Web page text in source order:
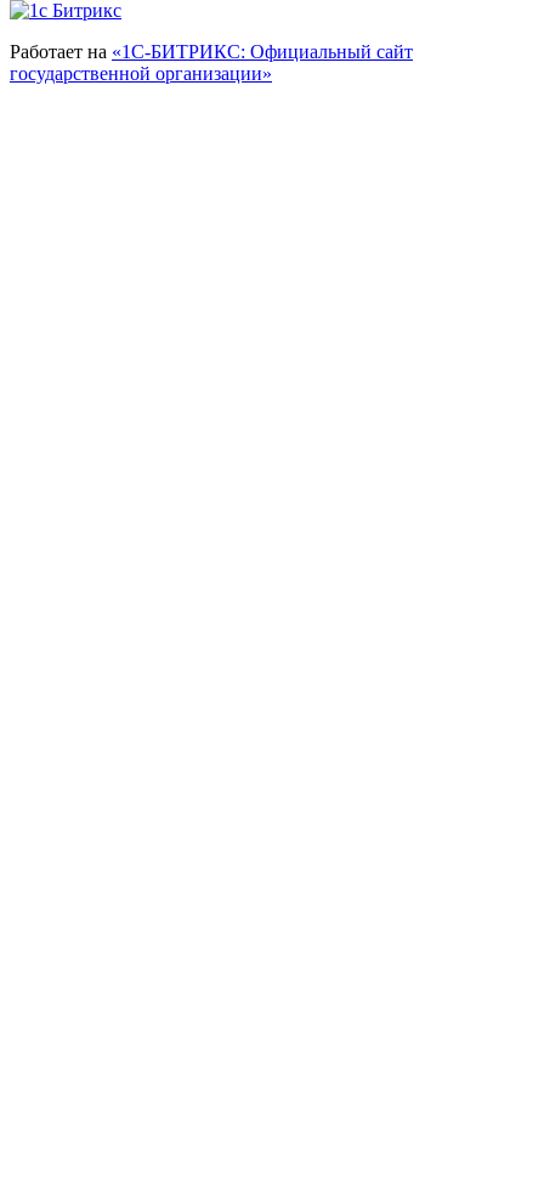
Работает на «1С-БИТРИКС: Официальный сайт
государственной организации»